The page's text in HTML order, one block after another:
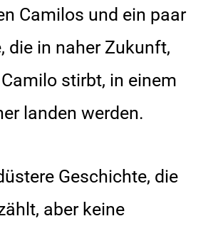
Camilos und ein paar
die in naher Zukunft,
stirbt, in einem
landen werden.
Geschichte, die
aber keine